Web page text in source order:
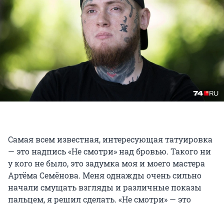
Самая всем известная, интересующая татуировка
— это надпись «Не смотри» над бровью. Такого ни
у кого не было, это задумка моя и моего мастера
Артёма Семёнова. Меня однажды очень сильно
начали смущать взгляды и различные показы
пальцем, я решил сделать. «Не смотри» — это